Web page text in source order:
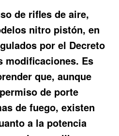
de rifles de aire,
nitro pistón, en
por el Decreto
modificaciones. Es
que, aunque
de porte
de fuego, existen
a la potencia